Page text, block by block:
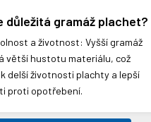
důležitá gramáž plachet?
a životnost: Vyšší gramáž
větší hustotu materiálu, což
delší životnosti plachty a lepší
proti opotřebení​​.